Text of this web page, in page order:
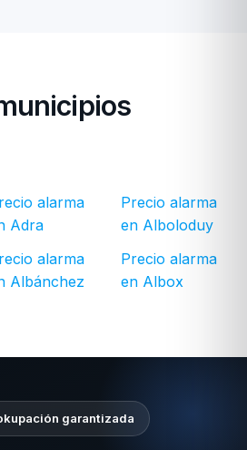
alarma
Adra
alarma
Albánchez
Precio alarma
en Alboloduy
Precio alarma
en Albox
garantizada